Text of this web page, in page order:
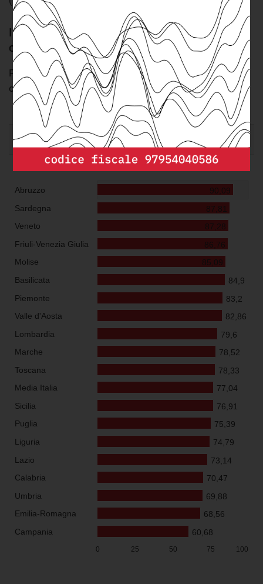
In Campania quasi il 40% degli edifici non
costruiti appositamente per uso scolastico
Percentuale di edifici che ospitano scuole statali
costruiti appositamente per uso scolastico (2018)